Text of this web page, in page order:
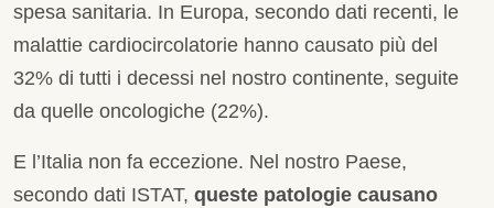
spesa sanitaria. In Europa, secondo dati recenti, le
malattie cardiocircolatorie hanno causato più del
32% di tutti i decessi nel nostro continente, seguite
da quelle oncologiche (22%).
E l’Italia non fa eccezione. Nel nostro Paese,
secondo dati ISTAT, queste patologie causano